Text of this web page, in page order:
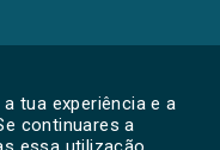
tua experiência e a
continuares a